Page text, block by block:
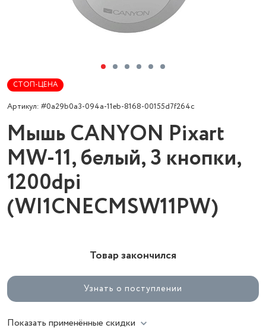
СТОП-ЦЕНА
Артикул: #0a29b0a3-094a-11eb-8168-00155d7f264c
Мышь CANYON Pixart
MW-11, белый, 3 кнопки,
1200dpi
(WI1CNECMSW11PW)
Товар закончился
Узнать о поступлении
Показать применённые скидки